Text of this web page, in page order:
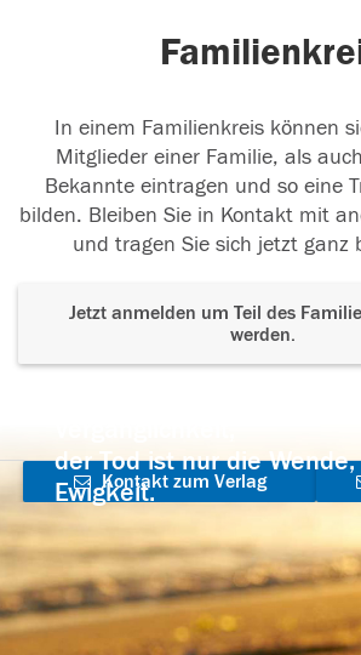
In einem Familienkreis können
Mitglieder einer Familie, als
Bekannte eintragen und so eine
bilden. Bleiben Sie in Kontakt mit
und tragen Sie sich jetzt ganz
Jetzt anmelden um Teil des
werden.
der Tod ist nur die
Ewigkeit.
Kontakt zum Verlag
aufnehmen